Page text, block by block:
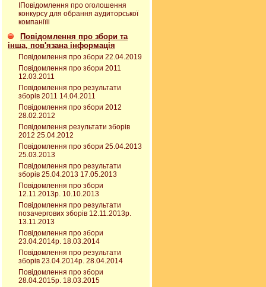
ІПовідомлення про оголошення
конкурсу для обрання аудиторської
компаніїіі
Повідомлення про збори та
інша, пов'язана інформація
Повідомлення про збори 22.04.2019
Повідомлення про збори 2011
12.03.2011
Повідомлення про результати
зборів 2011 14.04.2011
Повідомлення про збори 2012
28.02.2012
Повідомлення результати зборів
2012 25.04.2012
Повідомлення про збори 25.04.2013
25.03.2013
Повідомлення про результати
зборів 25.04.2013 17.05.2013
Повідомлення про збори
12.11.2013р. 10.10.2013
Повідомлення про результати
позачергових зборів 12.11.2013р.
13.11.2013
Повідомлення про збори
23.04.2014р. 18.03.2014
Повідомлення про результати
зборів 23.04.2014р. 28.04.2014
Повідомлення про збори
28.04.2015р. 18.03.2015